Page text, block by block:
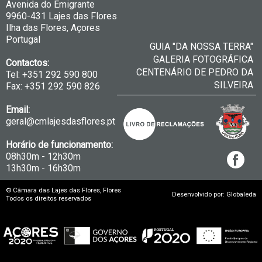
Avenida do Emigrante
9960-431 Lajes das Flores
Ilha das Flores, Açores
Portugal
Contactos:
Tel: +351 292 590 800
Fax: +351 292 590 826
Email:
geral@cmlajesdasflores.pt
Horário de funcionamento:
08h30m - 12h30m
13h30m - 16h30m
GUIA "DA NOSSA TERRA"
GALERIA FOTOGRÁFICA
CENTENÁRIO DE PEDRO DA
SILVEIRA
© Câmara das Lajes das Flores, Flores
Todos os direitos reservados
Desenvolvido por: Globaleda